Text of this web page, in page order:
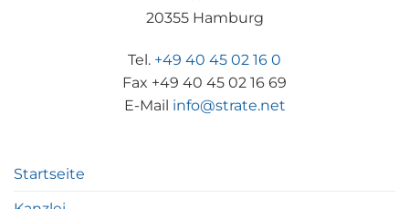
20355 Hamburg
Tel. +49 40 45 02 16 0
Fax +49 40 45 02 16 69
E-Mail info@strate.net
Startseite